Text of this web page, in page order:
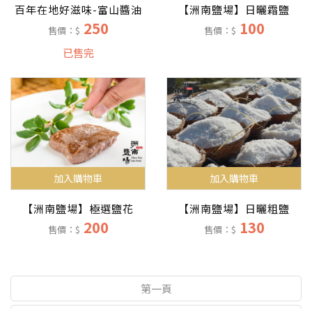
百年在地好滋味-富山醬油
售價：$ 250
已售完
【洲南鹽場】日曬霜鹽
售價：$ 100
加入購物車
【洲南鹽場】極選鹽花
售價：$ 200
加入購物車
【洲南鹽場】日曬粗鹽
售價：$ 130
第一頁